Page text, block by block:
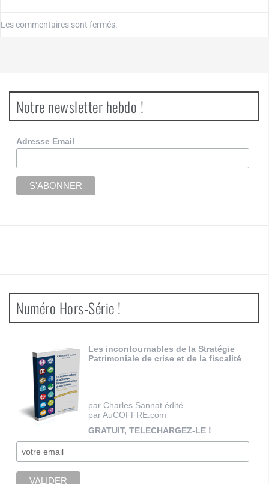
Les commentaires sont fermés.
Notre newsletter hebdo !
Adresse Email
Numéro Hors-Série !
Les incontournables de la Stratégie
Patrimoniale de crise et de la fiscalité
par Charles Sannat édité
par AuCOFFRE.com
GRATUIT, TELECHARGEZ-LE !